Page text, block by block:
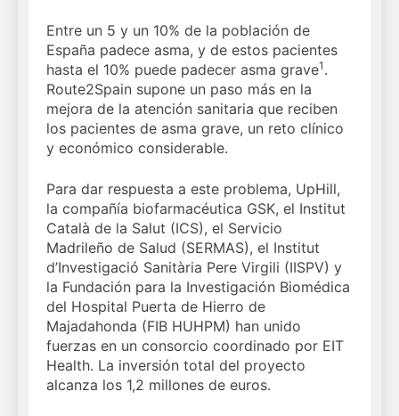
Entre un 5 y un 10% de la población de
España padece asma, y de estos pacientes
hasta el 10% puede padecer asma grave1 .
Route2Spain supone un paso más en la
mejora de la atención sanitaria que reciben
los pacientes de asma grave, un reto clínico
y económico considerable.
Para dar respuesta a este problema, UpHill,
la compañía biofarmacéutica GSK, el Institut
Català de la Salut (ICS), el Servicio
Madrileño de Salud (SERMAS), el Institut
d’Investigació Sanitària Pere Virgili (IISPV) y
la Fundación para la Investigación Biomédica
del Hospital Puerta de Hierro de
Majadahonda (FIB HUHPM) han unido
fuerzas en un consorcio coordinado por EIT
Health. La inversión total del proyecto
alcanza los 1,2 millones de euros.